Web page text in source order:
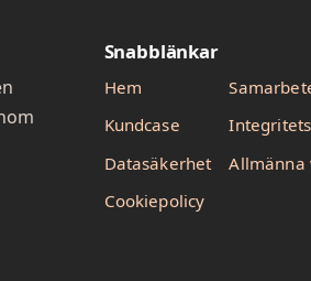
Snabblänkar
Hem
Kundcase
Datasäkerhet
Allmänna
Cookiepolicy